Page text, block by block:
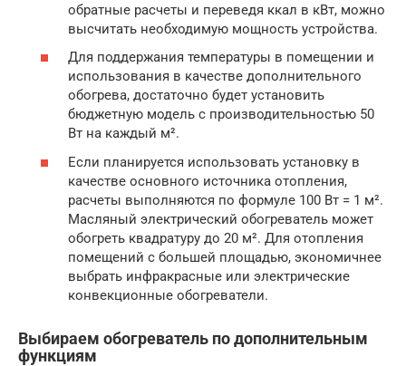
обратные расчеты и переведя ккал в кВт, можно
высчитать необходимую мощность устройства.
Для поддержания температуры в помещении и
использования в качестве дополнительного
обогрева, достаточно будет установить
бюджетную модель с производительностью 50
Вт на каждый м².
Если планируется использовать установку в
качестве основного источника отопления,
расчеты выполняются по формуле 100 Вт = 1 м².
Масляный электрический обогреватель может
обогреть квадратуру до 20 м². Для отопления
помещений с большей площадью, экономичнее
выбрать инфракрасные или электрические
конвекционные обогреватели.
Выбираем обогреватель по дополнительным
функциям